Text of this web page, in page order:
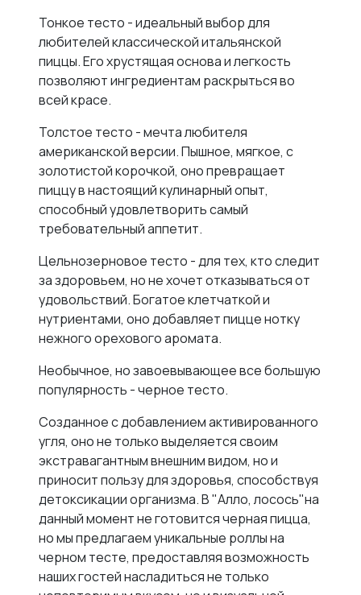
Тонкое тесто - идеальный выбор для
любителей классической итальянской
пиццы. Его хрустящая основа и легкость
позволяют ингредиентам раскрыться во
всей красе.
Толстое тесто - мечта любителя
американской версии. Пышное, мягкое, с
золотистой корочкой, оно превращает
пиццу в настоящий кулинарный опыт,
способный удовлетворить самый
требовательный аппетит.
Цельнозерновое тесто - для тех, кто следит
за здоровьем, но не хочет отказываться от
удовольствий. Богатое клетчаткой и
нутриентами, оно добавляет пицце нотку
нежного орехового аромата.
Необычное, но завоевывающее все большую
популярность - черное тесто.
Созданное с добавлением активированного
угля, оно не только выделяется своим
экстравагантным внешним видом, но и
приносит пользу для здоровья, способствуя
детоксикации организма. В "Алло, лосось"на
данный момент не готовится черная пицца,
но мы предлагаем уникальные роллы на
черном тесте, предоставляя возможность
наших гостей насладиться не только